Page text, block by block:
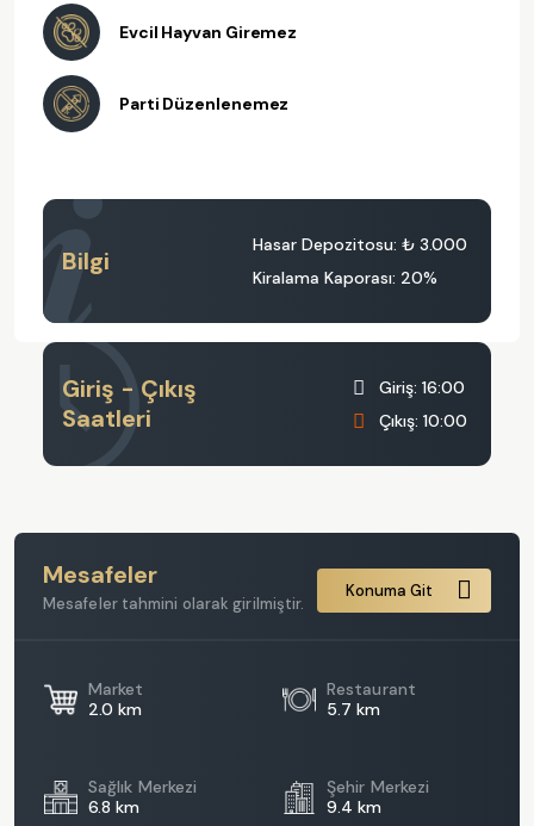
Evcil Hayvan Giremez
Parti Düzenlenemez
Bilgi
Hasar Depozitosu: ₺ 3.000
Kiralama Kaporası: 20%
Giriş - Çıkış
Saatleri
Giriş: 16:00
Çıkış: 10:00
Mesafeler
Mesafeler tahmini olarak girilmiştir.
Konuma Git
Market
2.0 km
Restaurant
5.7 km
Sağlık Merkezi
6.8 km
Şehir Merkezi
9.4 km